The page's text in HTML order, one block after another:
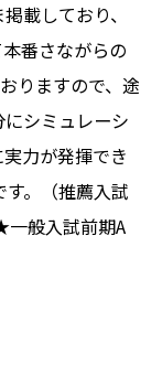
載しており、
番さながらの
りますので、途
シミュレーシ
力が発揮でき
。（推薦入試
般入試前期A